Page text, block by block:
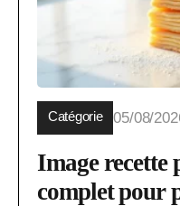
Catégorie 05/08/
Image recette
complet pour